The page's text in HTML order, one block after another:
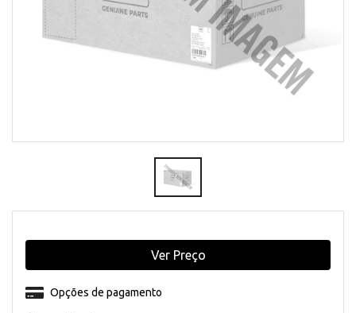
Opções de pagamento
Ver Preço